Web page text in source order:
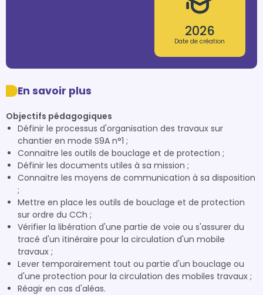
2026
Date de création
En savoir plus
Objectifs pédagogiques
Définir le processus d'organisation des travaux sur
chantier en mode S9A n°1 ;
Connaitre les outils de bouclage et de protection ;
Définir les documents utiles à sa mission ;
Connaitre les moyens de communication à sa disposition
;
Mettre en place les outils de bouclage et de protection
sur ordre du CCh ;
Vérifier la libération d'une partie de voie ou s'assurer du
tracé d'un itinéraire pour la circulation d'un mobile
travaux ;
Lever temporairement tout ou partie d'un bouclage ou
d'une protection pour la circulation des mobiles travaux ;
Réagir en cas d'aléas.